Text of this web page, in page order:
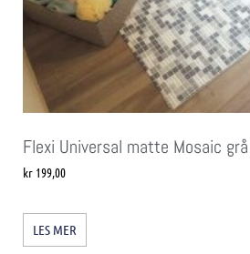
Flexi Universal matte Mosaic
kr 199,00
LES MER